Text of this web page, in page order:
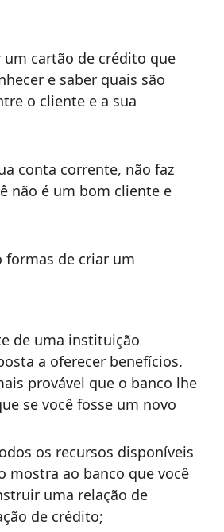
cartão de crédito que
e saber quais são
o cliente e a sua
conta corrente, não faz
não é um bom cliente e
formas de criar um
de uma instituição
a oferecer benefícios.
provável que o banco lhe
se você fosse um novo
os recursos disponíveis
mostra ao banco que você
uma relação de
de crédito;